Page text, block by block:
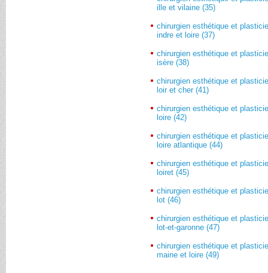
ille et vilaine (35)
chirurgien esthétique et
indre et loire (37)
chirurgien esthétique et
isère (38)
chirurgien esthétique et
loir et cher (41)
chirurgien esthétique et
loire (42)
chirurgien esthétique et
loire atlantique (44)
chirurgien esthétique et
loiret (45)
chirurgien esthétique et
lot (46)
chirurgien esthétique et
lot-et-garonne (47)
chirurgien esthétique et
maine et loire (49)